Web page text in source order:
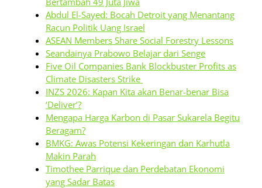
Abdul El-Sayed: Bocah Detroit yang Menantang
Racun Politik Uang Israel
ASEAN Members Share Social Forestry Lessons
Seandainya Prabowo Belajar dari Senge
Five Oil Companies Bank Blockbuster Profits as
Climate Disasters Strike
INZS 2026: Kapan Kita akan Benar-benar Bisa
‘Deliver’?
Mengapa Harga Karbon di Pasar Sukarela Begitu
Beragam?
BMKG: Awas Potensi Kekeringan dan Karhutla
Makin Parah
Timothee Parrique dan Perdebatan Ekonomi
yang Sadar Batas